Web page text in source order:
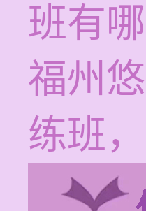
班有
福州
练班